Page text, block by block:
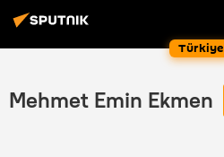
Türkiye
Mehmet Emin Ekmen